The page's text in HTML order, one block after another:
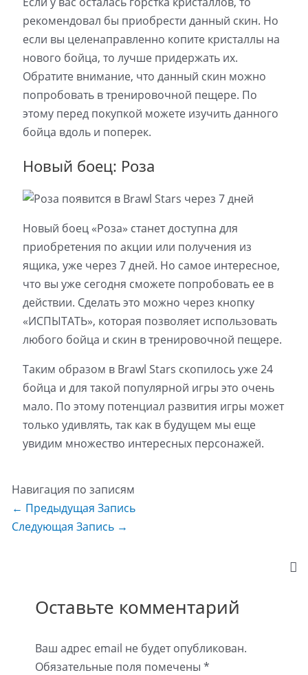
рекомендовал бы приобрести данный скин. Но
если вы целенаправленно копите кристаллы на
нового бойца, то лучше придержать их.
Обратите внимание, что данный скин можно
попробовать в тренировочной пещере. По
этому перед покупкой можете изучить данного
бойца вдоль и поперек.
Новый боец: Роза
Новый боец «Роза» станет доступна для
приобретения по акции или получения из
ящика, уже через 7 дней. Но самое интересное,
что вы уже сегодня сможете попробовать ее в
действии. Сделать это можно через кнопку
«ИСПЫТАТЬ», которая позволяет использовать
любого бойца и скин в тренировочной пещере.
Таким образом в Brawl Stars скопилось уже 24
бойца и для такой популярной игры это очень
мало. По этому потенциал развития игры может
только удивлять, так как в будущем мы еще
увидим множество интересных персонажей.
Навигация по записям
← Предыдущая Запись
Следующая Запись →
Оставьте комментарий
Ваш адрес email не будет опубликован.
Обязательные поля помечены *